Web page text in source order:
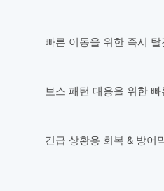
빠른 이동을 위한 즉시 탈
보스 패턴 대응을 위한
긴급 상황용 회복 & 방어